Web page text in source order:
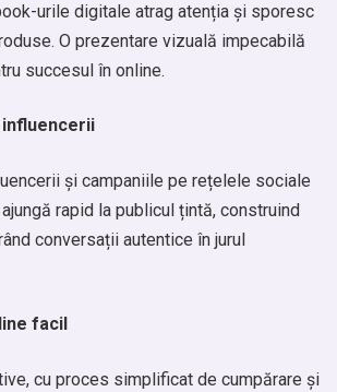
urile digitale atrag atenția și sporesc
O prezentare vizuală impecabilă
succesul în online.
influencerii
și campaniile pe rețelele sociale
rapid la publicul țintă, construind
conversații autentice în jurul
facil
cu proces simplificat de cumpărare și